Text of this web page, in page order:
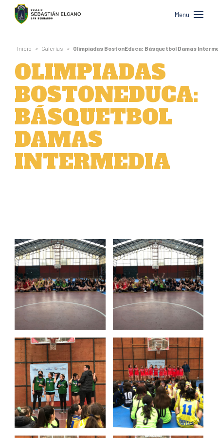
Colegio
Sebastián
Elcano
de
San
Bernardo
Menu
Inicio » Galerías » Olimpiadas BostonEduca: Básquetbol Damas
OLIMPIADAS
BOSTONEDUCA:
BÁSQUETBOL
DAMAS
INTERMEDIA